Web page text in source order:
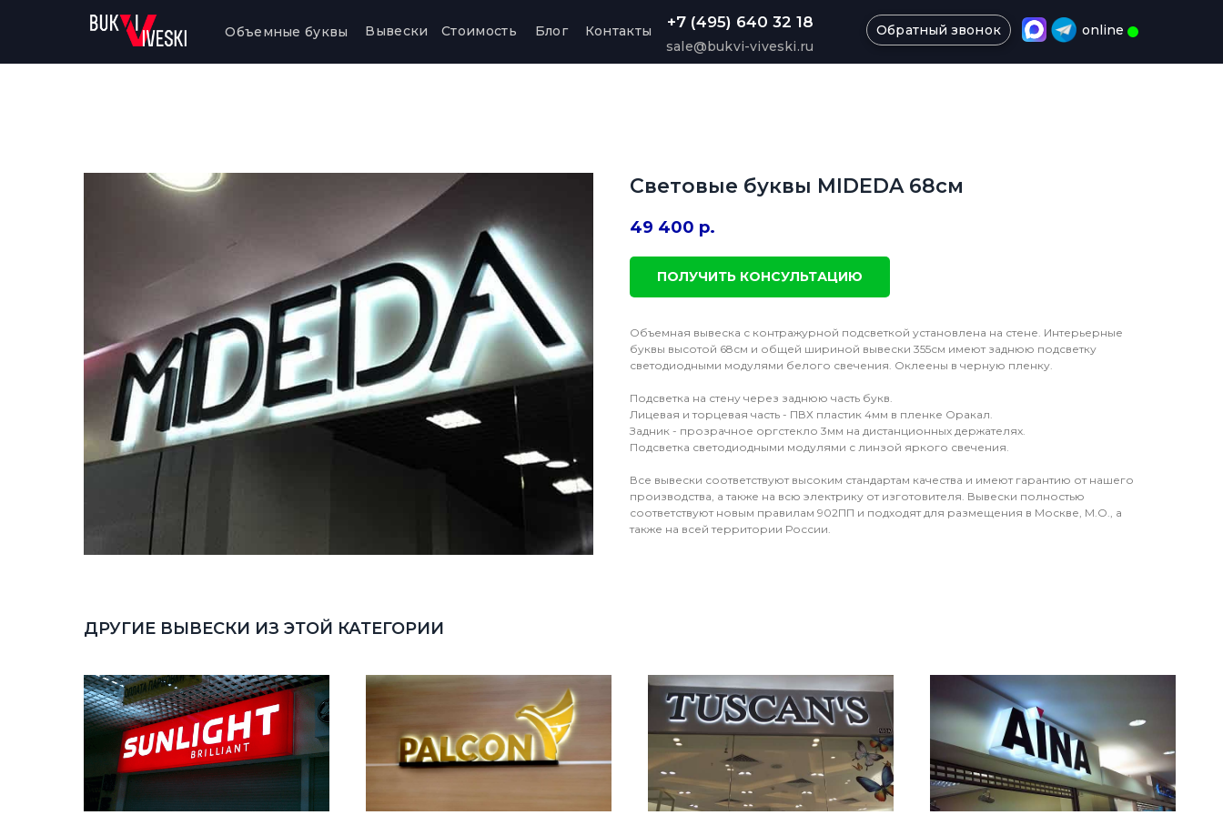
Обратный звонок
Объемные буквы Вывески Стоимость Блог Контакты +7 (495) 640 32 18
sale@bukvi-viveski.ru
online
Световые буквы MIDEDA 68см
49 400 р.
ПОЛУЧИТЬ КОНСУЛЬТАЦИЮ
Объемная вывеска с контражурной подсветкой установлена на стене. Интерьерные
буквы высотой 68см и общей шириной вывески 355см имеют заднюю подсветку
светодиодными модулями белого свечения. Оклеены в черную пленку.
Подсветка на стену через заднюю часть букв.
Лицевая и торцевая часть - ПВХ пластик 4мм в пленке Оракал.
Задник - прозрачное оргстекло 3мм на дистанционных держателях.
Подсветка светодиодными модулями с линзой яркого свечения.
Все вывески соответствуют высоким стандартам качества и имеют гарантию от нашего
производства, а также на всю электрику от изготовителя. Вывески полностью
соответствуют новым правилам 902ПП и подходят для размещения в Москве, М.О., а
также на всей территории России.
ДРУГИЕ ВЫВЕСКИ ИЗ ЭТОЙ КАТЕГОРИИ